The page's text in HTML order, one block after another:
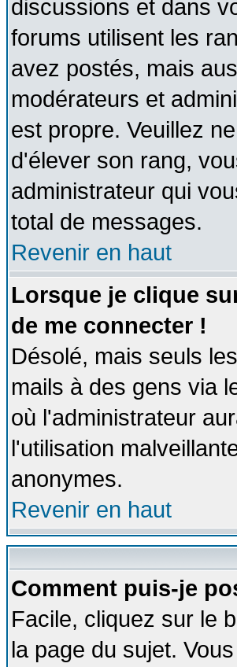
discussions et dans
forums utilisent les
avez postés, mais
modérateurs et
est propre. Veuillez
d'élever son rang,
administrateur qui
total de messages.
Revenir en haut
Lorsque je clique
de me connecter !
Désolé, mais seuls
mails à des gens via
où l'administrateur
l'utilisation
anonymes.
Revenir en haut
Comment puis-je
Facile, cliquez sur le
la page du sujet.